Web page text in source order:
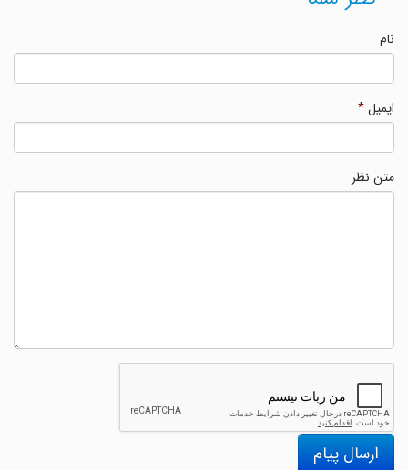
ایمیل*
متن نظر
ارسال پیام